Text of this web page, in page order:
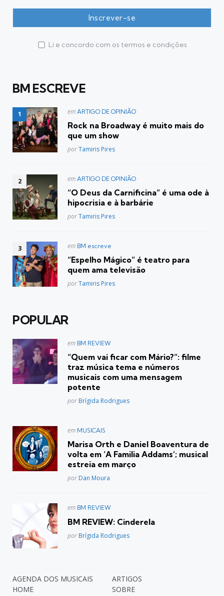
Li e concordo com os termos e condições
BM ESCREVE
Postado
em ARTIGO DE OPINIÃO
Rock na Broadway é muito mais do
que um show
Posted
porTamiris Pires
Postado
em ARTIGO DE OPINIÃO
“O Deus da Carnificina” é uma ode à
hipocrisia e à barbárie
Posted
porTamiris Pires
Postado
em BM escreve
“Espelho Mágico” é teatro para
quem ama televisão
Posted
porTamiris Pires
POPULAR
Postado
em BM REVIEW
“Quem vai ficar com Mário?”: filme
traz música tema e números
musicais com uma mensagem
potente
Posted
por Brígida Rodrigues
Postado
em MUSICAIS
Marisa Orth e Daniel Boaventura de
volta em ‘A Familia Addams’; musical
estreia em março
Posted
por Dan Moura
Postado
em BM REVIEW
BM REVIEW: Cinderela
Posted
por Brígida Rodrigues
AGENDA DOS MUSICAIS
ARTIGOS
HOME
SOBRE